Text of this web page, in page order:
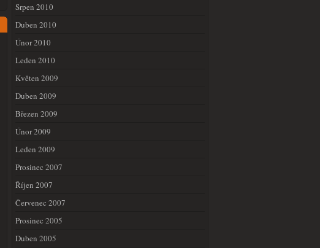
Srpen 2010
Duben 2010
Únor 2010
Leden 2010
Květen 2009
Duben 2009
Březen 2009
Únor 2009
Leden 2009
Prosinec 2007
Říjen 2007
Červenec 2007
Prosinec 2005
Duben 2005